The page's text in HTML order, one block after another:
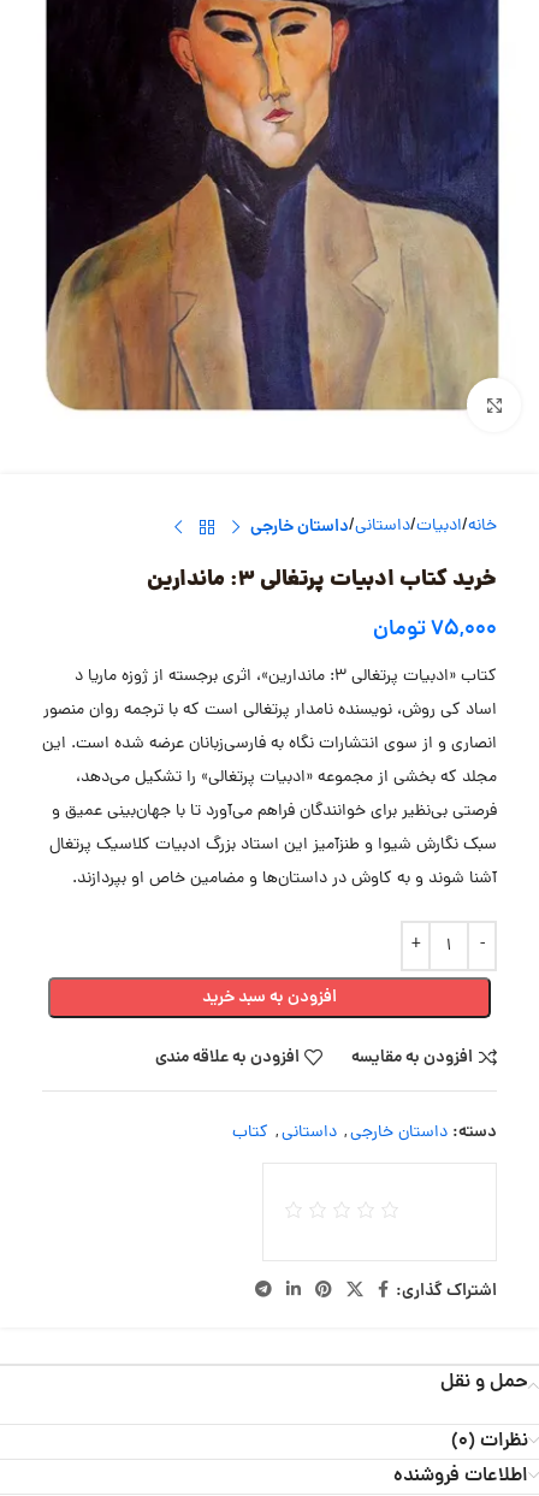
بزرگنمایی تصویر
خانه ادبیات داستانی داستان خارجی
خرید کتاب ادبیات پرتغالی 3: ماندارین
۷۵,۰۰۰تومان
کتاب «ادبیات پرتغالی 3: ماندارین»، اثری برجسته از ژوزه ماریا د
اساد کی روش، نویسنده نامدار پرتغالی است که با ترجمه روان منصور
انصاری و از سوی انتشارات نگاه به فارسی‌زبانان عرضه شده است. این
مجلد که بخشی از مجموعه «ادبیات پرتغالی» را تشکیل می‌دهد،
فرصتی بی‌نظیر برای خوانندگان فراهم می‌آورد تا با جهان‌بینی عمیق و
سبک نگارش شیوا و طنزآمیز این استاد بزرگ ادبیات کلاسیک پرتغال
آشنا شوند و به کاوش در داستان‌ها و مضامین خاص او بپردازند.
افزودن به سبد خرید
افزودن به مقایسه افزودن به علاقه مندی
دسته: داستان خارجی, داستانی, کتاب
اشتراک گذاری:
حمل و نقل
نظرات (0)
اطلاعات فروشنده